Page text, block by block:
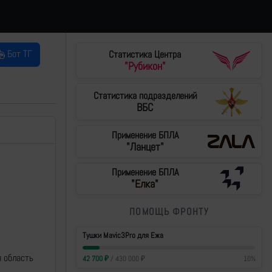
Бот ТГ
Статистика Центра
"Рубикон"
Статистика подразделений
ВБС
Применение БПЛА
"Ланцет"
Применение БПЛА
"Елка"
ПОМОЩЬ ФРОНТУ
Тушки Mavic3Pro для Ежа
42 700₽/ 430 000 ₽ 10%